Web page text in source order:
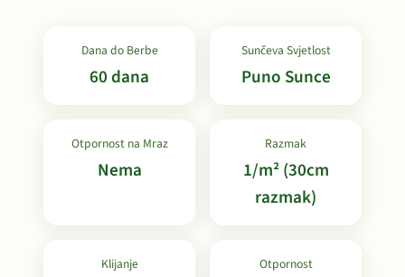
Dana do Berbe
60 dana
Sunčeva Svjetlost
Puno Sunce
Otpornost na Mraz
Nema
Razmak
1/m² (30cm
razmak)
Klijanje Otpornost